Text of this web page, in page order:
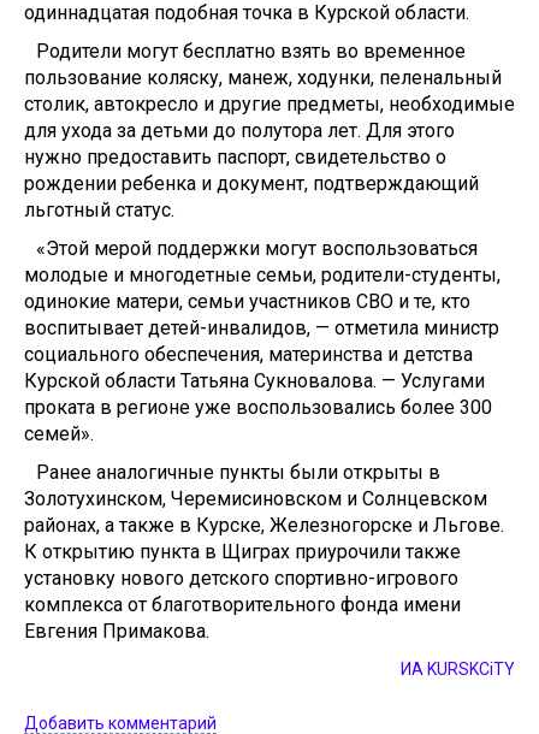
одиннадцатая подобная точка в Курской области.
Родители могут бесплатно взять во временное
пользование коляску, манеж, ходунки, пеленальный
столик, автокресло и другие предметы, необходимые
для ухода за детьми до полутора лет. Для этого
нужно предоставить паспорт, свидетельство о
рождении ребенка и документ, подтверждающий
льготный статус.
«Этой мерой поддержки могут воспользоваться
молодые и многодетные семьи, родители-студенты,
одинокие матери, семьи участников СВО и те, кто
воспитывает детей-инвалидов, — отметила министр
социального обеспечения, материнства и детства
Курской области Татьяна Сукновалова. — Услугами
проката в регионе уже воспользовались более 300
семей».
Ранее аналогичные пункты были открыты в
Золотухинском, Черемисиновском и Солнцевском
районах, а также в Курске, Железногорске и Льгове.
К открытию пункта в Щиграх приурочили также
установку нового детского спортивно-игрового
комплекса от благотворительного фонда имени
Евгения Примакова.
ИА KURSKCiTY
Добавить комментарий